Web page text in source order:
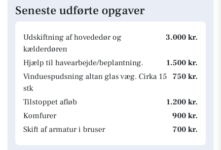
Seneste udførte opgaver
Udskiftning af hovededør og
kælderdøren
3.000 kr.
Hjælp til havearbejde/beplantning.
1.500 kr.
Vinduespudsning altan glas væg. Cirka 15
stk
750 kr.
Tilstoppet afløb
1.200 kr.
Komfurer
900 kr.
Skift af armatur i bruser
700 kr.